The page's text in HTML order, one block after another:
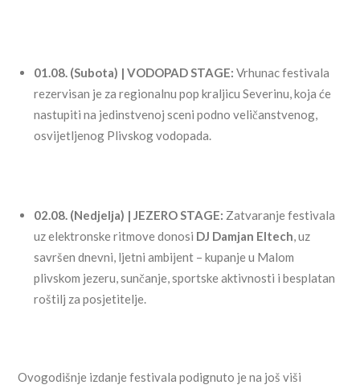
01.08. (Subota) | VODOPAD STAGE: Vrhunac festivala
rezervisan je za regionalnu pop kraljicu Severinu, koja će
nastupiti na jedinstvenoj sceni podno veličanstvenog,
osvijetljenog Plivskog vodopada.
02.08. (Nedjelja) | JEZERO STAGE: Zatvaranje festivala
uz elektronske ritmove donosi DJ Damjan Eltech , uz
savršen dnevni, ljetni ambijent – kupanje u Malom
plivskom jezeru, sunčanje, sportske aktivnosti i besplatan
roštilj za posjetitelje.
Ovogodišnje izdanje festivala podignuto je na još viši